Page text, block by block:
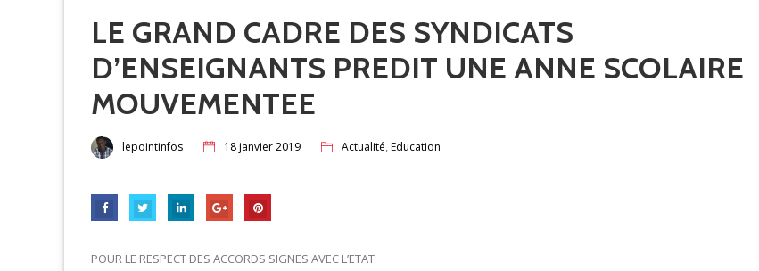
LE GRAND CADRE DES SYNDICATS
D’ENSEIGNANTS PREDIT UNE ANNE SCOLAIRE
MOUVEMENTEE
lepointinfos 18 janvier 2019 Actualité,Education
POUR LE RESPECT DES ACCORDS SIGNES AVEC L’ETAT